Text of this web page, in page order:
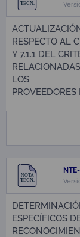
RESPECTO AL
Y 7.1.1 DEL
LOS
ESPECÍFICOS